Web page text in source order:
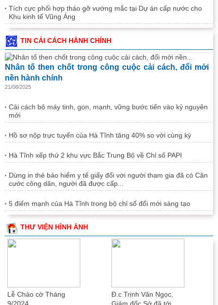
Tích cực phối hợp tháo gỡ vướng mắc tại Dự án cấp nước cho
Khu kinh tế Vũng Áng
TIN CẢI CÁCH HÀNH CHÍNH
Nhân tố then chốt trong công cuộc cải cách, đổi mới
nền hành chính
21/08/2025
Cải cách bộ máy tinh, gọn, mạnh, vững bước tiến vào kỷ nguyên
mới
Hồ sơ nộp trực tuyến của Hà Tĩnh tăng 40% so với cùng kỳ
Hà Tĩnh xếp thứ 2 khu vực Bắc Trung Bộ về Chỉ số PAPI
Dừng in thẻ bảo hiểm y tế giấy đối với người tham gia đã có Căn
cước công dân, người đã được cấp...
5 điểm mạnh của Hà Tĩnh trong bộ chỉ số đổi mới sáng tạo
THƯ VIỆN HÌNH ẢNH
Lễ Chào cờ Tháng
Lễ Chào cờ Tháng